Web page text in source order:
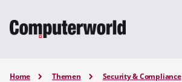
Home Themen Security & Compliance